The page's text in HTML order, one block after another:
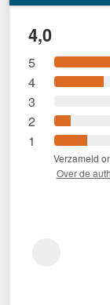
4,0
5
4
3
2
1
Verzameld
Over de